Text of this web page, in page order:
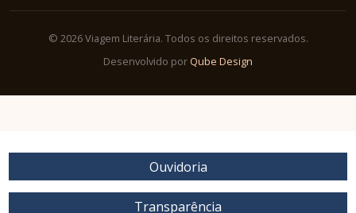
© 2026 Viagem Literária. Todos os direitos reservados.
Desenvolvido por Qube Design
Ouvidoria
Transparência